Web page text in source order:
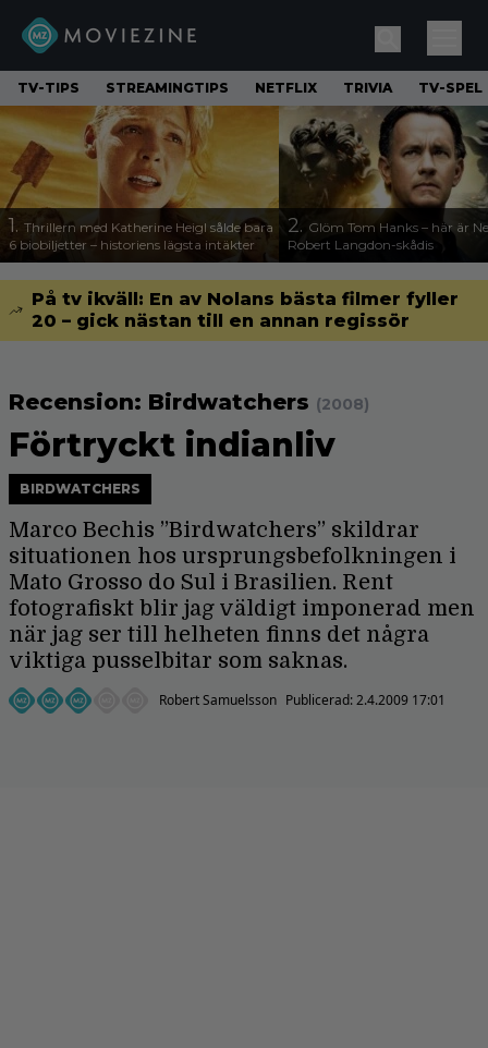
TV-TIPS STREAMINGTIPS NETFLIX TRIVIA TV-SPEL
1. Thrillern med Katherine Heigl sålde bara
6 biobiljetter – historiens lägsta intäkter
2. Glöm Tom Hanks – här är
Robert Langdon-skådis
På tv ikväll: En av Nolans bästa filmer fyller
20 – gick nästan till en annan regissör
Recension: Birdwatchers (2008)
Förtryckt indianliv
BIRDWATCHERS
Marco Bechis ”Birdwatchers” skildrar
situationen hos ursprungsbefolkningen i
Mato Grosso do Sul i Brasilien. Rent
fotografiskt blir jag väldigt imponerad men
när jag ser till helheten finns det några
viktiga pusselbitar som saknas.
Robert Samuelsson Publicerad:2.4.2009 17:01